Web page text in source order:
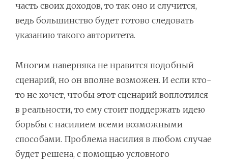
часть своих доходов, то так оно и случится,
ведь большинство будет готово следовать
указанию такого авторитета.
Многим наверняка не нравится подобный
сценарий, но он вполне возможен. И если кто-
то не хочет, чтобы этот сценарий воплотился
в реальности, то ему стоит поддержать идею
борьбы с насилием всеми возможными
способами. Проблема насилия в любом случае
будет решена, с помощью условного